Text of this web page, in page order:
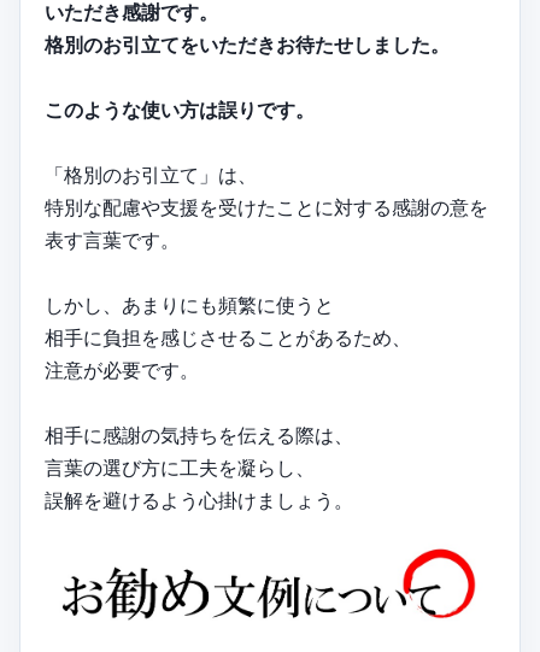
いただき感謝です。
格別のお引立てをいただきお待たせしました。
このような使い方は誤りです。
「格別のお引立て」は、
特別な配慮や支援を受けたことに対する感謝の意を
表す言葉です。
しかし、あまりにも頻繁に使うと
相手に負担を感じさせることがあるため、
注意が必要です。
相手に感謝の気持ちを伝える際は、
言葉の選び方に工夫を凝らし、
誤解を避けるよう心掛けましょう。